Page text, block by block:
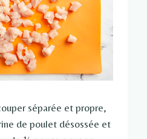
séparée et propre,
de poulet désossée et